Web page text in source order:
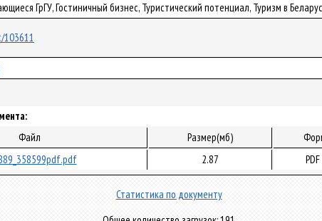
ГрГУ, Гостиничный бизнес, Туристический потенциал, Туризм в
103611
Файл
Размер(мб)
2.87
Статистика по документу